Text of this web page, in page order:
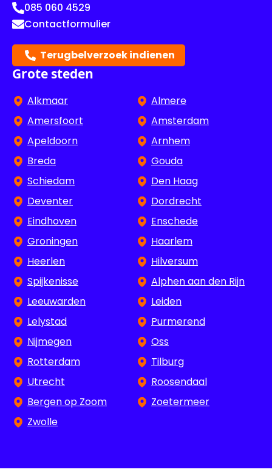
085 060 4529
Contactformulier
Terugbelverzoek indienen
Grote steden
Alkmaar
Almere
Amersfoort
Amsterdam
Apeldoorn
Arnhem
Breda
Gouda
Schiedam
Den Haag
Deventer
Dordrecht
Eindhoven
Enschede
Groningen
Haarlem
Heerlen
Hilversum
Spijkenisse
Alphen aan den Rijn
Leeuwarden
Leiden
Lelystad
Purmerend
Nijmegen
Oss
Rotterdam
Tilburg
Utrecht
Roosendaal
Bergen op Zoom
Zoetermeer
Zwolle